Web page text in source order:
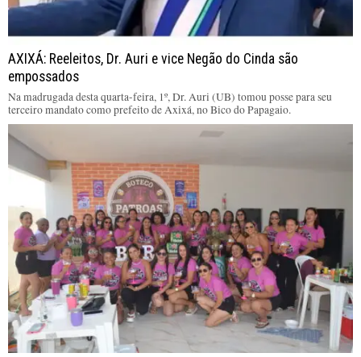
AXIXÁ: Reeleitos, Dr. Auri e vice Negão do Cinda são
empossados
Na madrugada desta quarta-feira, 1º, Dr. Auri (UB) tomou posse para seu
terceiro mandato como prefeito de Axixá, no Bico do Papagaio.